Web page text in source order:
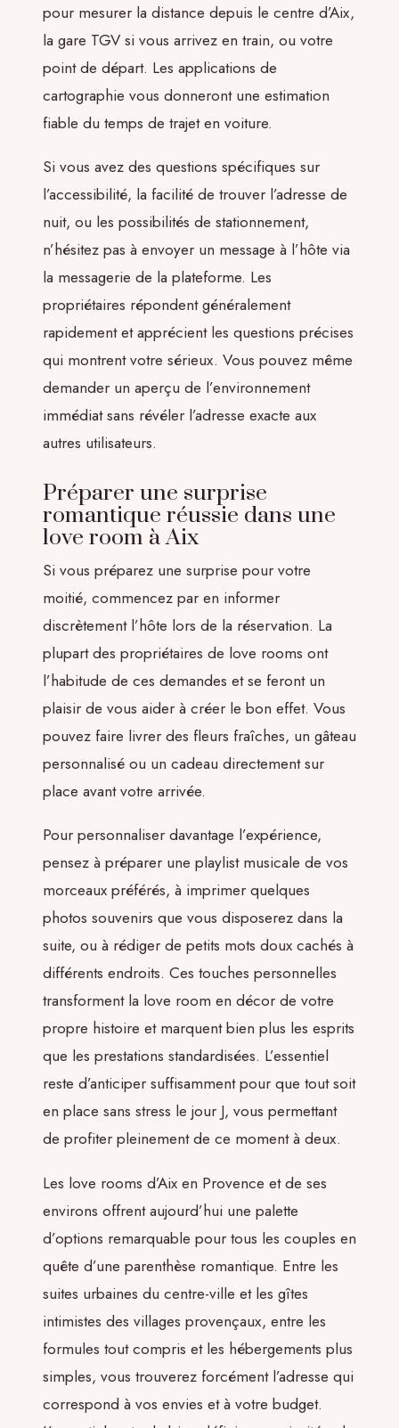
pour mesurer la distance depuis le centre d’Aix,
la gare TGV si vous arrivez en train, ou votre
point de départ. Les applications de
cartographie vous donneront une estimation
fiable du temps de trajet en voiture.
Si vous avez des questions spécifiques sur
l’accessibilité, la facilité de trouver l’adresse de
nuit, ou les possibilités de stationnement,
n’hésitez pas à envoyer un message à l’hôte via
la messagerie de la plateforme. Les
propriétaires répondent généralement
rapidement et apprécient les questions précises
qui montrent votre sérieux. Vous pouvez même
demander un aperçu de l’environnement
immédiat sans révéler l’adresse exacte aux
autres utilisateurs.
Préparer une surprise
romantique réussie dans une
love room à Aix
Si vous préparez une surprise pour votre
moitié, commencez par en informer
discrètement l’hôte lors de la réservation. La
plupart des propriétaires de love rooms ont
l’habitude de ces demandes et se feront un
plaisir de vous aider à créer le bon effet. Vous
pouvez faire livrer des fleurs fraîches, un gâteau
personnalisé ou un cadeau directement sur
place avant votre arrivée.
Pour personnaliser davantage l’expérience,
pensez à préparer une playlist musicale de vos
morceaux préférés, à imprimer quelques
photos souvenirs que vous disposerez dans la
suite, ou à rédiger de petits mots doux cachés à
différents endroits. Ces touches personnelles
transforment la love room en décor de votre
propre histoire et marquent bien plus les esprits
que les prestations standardisées. L’essentiel
reste d’anticiper suffisamment pour que tout soit
en place sans stress le jour J, vous permettant
de profiter pleinement de ce moment à deux.
Les love rooms d’Aix en Provence et de ses
environs offrent aujourd’hui une palette
d’options remarquable pour tous les couples en
quête d’une parenthèse romantique. Entre les
suites urbaines du centre-ville et les gîtes
intimistes des villages provençaux, entre les
formules tout compris et les hébergements plus
simples, vous trouverez forcément l’adresse qui
correspond à vos envies et à votre budget.